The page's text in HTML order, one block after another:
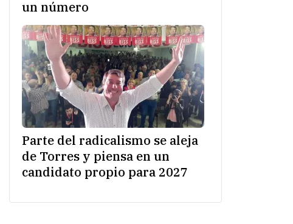
un número
Parte del radicalismo se aleja
de Torres y piensa en un
candidato propio para 2027